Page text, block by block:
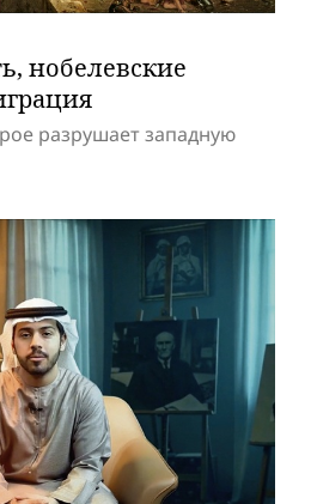
нобелевские
разрушает западную